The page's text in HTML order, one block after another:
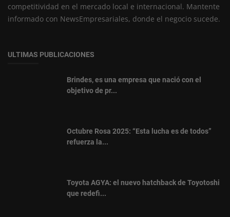
competitividad en el mercado local e internacional. Mantente
informado con NewsEmpresariales, donde el negocio sucede.
ULTIMAS PUBLICACIONES
Brindes, es una empresa que nació con el
objetivo de pr...
Octubre Rosa 2025: “Esta lucha es de todos”
refuerza la...
Toyota AGYA: el nuevo hatchback de Toyotoshi
que redefi...